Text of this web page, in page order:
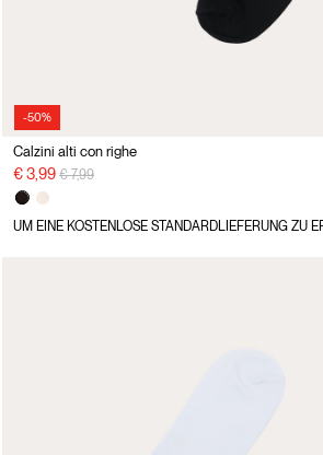
-50%
Calzini alti con righe
€ 3,99 Preisreduzierung von
€ 7,99auf
UM EINE KOSTENLOSE STANDARDLIEFERUNG ZU